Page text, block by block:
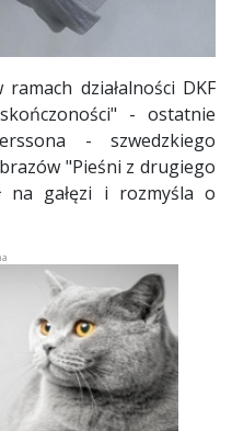
działalności DKF
- ostatnie
- szwedzkiego
"Pieśni z drugiego
na gałęzi i rozmyśla o